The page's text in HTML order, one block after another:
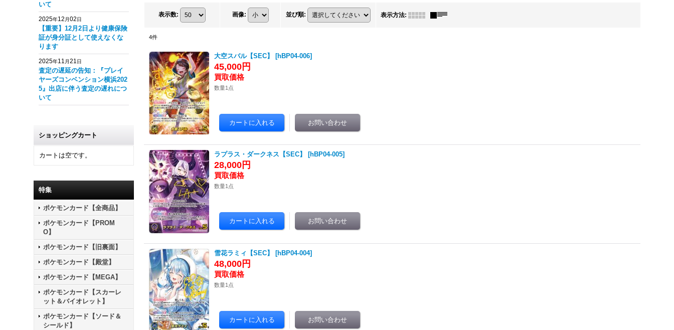
いて
2025年12 月02日
【重要】12月2日より健康保険
証が身分証として使えなくな
ります
2025年11 月21日
査定の遅延の告知：『プレイ
ヤーズコンベンション横浜202
5』出店に伴う査定の遅れにつ
いて
ショッピングカート
カートは空です。
特集
ポケモンカード【全商品】
ポケモンカード【PROM
O】
ポケモンカード【旧裏面】
ポケモンカード【殿堂】
ポケモンカード【MEGA】
ポケモンカード【スカーレ
ット＆バイオレット】
ポケモンカード【ソード＆
シールド】
表示数: 画像: 並び順: 表示方法:
4件
大空スバル【SEC】 [hBP04-006]
45,000円
数量1点
ラプラス・ダークネス【SEC】 [hBP04-005]
28,000円
数量1点
雪花ラミィ【SEC】 [hBP04-004]
48,000円
数量1点